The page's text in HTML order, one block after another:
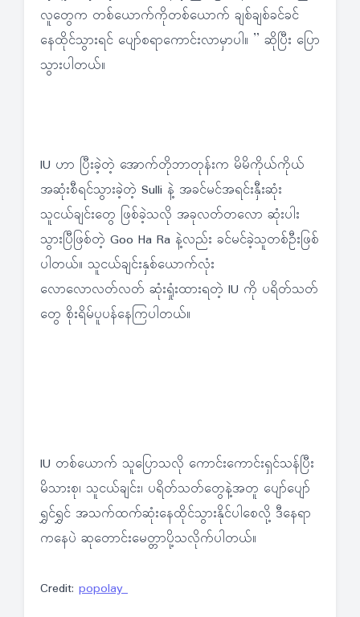
လူတွေက တစ်ယောက်ကိုတစ်ယောက် ချစ်ချစ်ခင်ခင်
နေထိုင်သွားရင် ပျော်စရာကောင်းလာမှာပါ။ ” ဆိုပြီး ပြော
သွားပါတယ်။
IU ဟာ ပြီးခဲ့တဲ့ အောက်တိုဘာတုန်းက မိမိကိုယ်ကိုယ်
အဆုံးစီရင်သွားခဲ့တဲ့ Sulli နဲ့ အခင်မင်အရင်းနှီးဆုံး
သူငယ်ချင်းတွေ ဖြစ်ခဲ့သလို အခုလတ်တလော ဆုံးပါး
သွားပြီဖြစ်တဲ့ Goo Ha Ra နဲ့လည်း ခင်မင်ခဲ့သူတစ်ဦးဖြစ်
ပါတယ်။ သူငယ်ချင်းနှစ်ယောက်လုံး
လောလောလတ်လတ် ဆုံးရှုံးထားရတဲ့ IU ကို ပရိတ်သတ်
တွေ စိုးရိမ်ပူပန်နေကြပါတယ်။
IU တစ်ယောက် သူပြောသလို ကောင်းကောင်းရှင်သန်ပြီး
မိသားစု၊ သူငယ်ချင်း၊ ပရိတ်သတ်တွေနဲ့အတူ ပျော်ပျော်
ရွှင်ရွှင် အသက်ထက်ဆုံးနေထိုင်သွားနိုင်ပါစေလို့ ဒီနေရာ
ကနေပဲ ဆုတောင်းမေတ္တာပို့သလိုက်ပါတယ်။
Credit: popolay